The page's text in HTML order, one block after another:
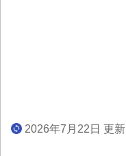
2026年7月22日 更新